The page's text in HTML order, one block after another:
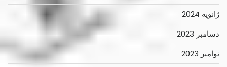
ژانویه 2024
دسامبر 2023
نوامبر 2023